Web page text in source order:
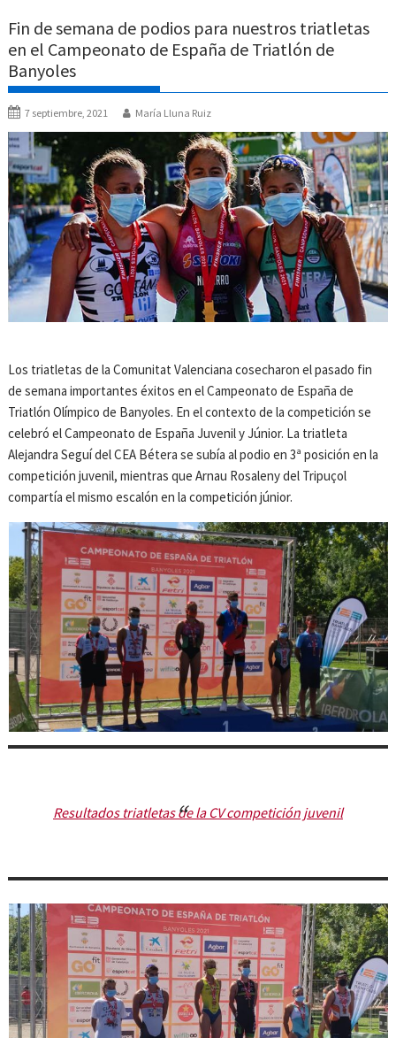
Fin de semana de podios para nuestros triatletas
en el Campeonato de España de Triatlón de
Banyoles
7 septiembre, 2021 María Lluna Ruiz
Los triatletas de la Comunitat Valenciana cosecharon el pasado fin
de semana importantes éxitos en el Campeonato de España de
Triatlón Olímpico de Banyoles. En el contexto de la competición se
celebró el Campeonato de España Juvenil y Júnior. La triatleta
Alejandra Seguí del CEA Bétera se subía al podio en 3ª posición en la
competición juvenil, mientras que Arnau Rosaleny del Tripuçol
compartía el mismo escalón en la competición júnior.
Resultados triatletas de la CV competición juvenil